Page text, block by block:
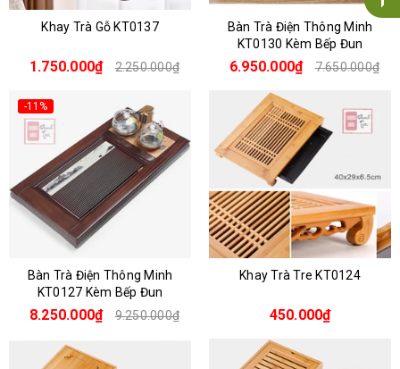
Khay Trà Gỗ KT0137
1.750.000₫ 2.250.000₫
Bàn Trà Điện Thông Minh
KT0130 Kèm Bếp Đun
6.950.000₫ 7.650.000₫
-11%
Bàn Trà Điện Thông Minh
KT0127 Kèm Bếp Đun
8.250.000₫ 9.250.000₫
Khay Trà Tre KT0124
450.000₫